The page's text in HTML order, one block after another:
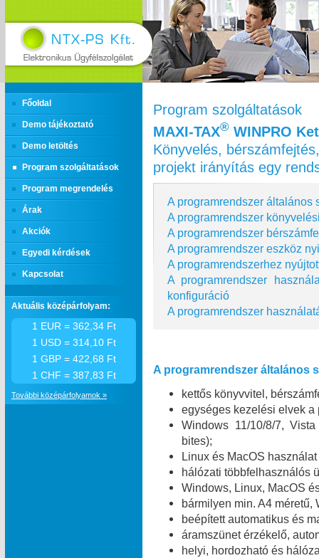
Főoldal
Demo tájékoztató
Demo letöltés
Program szolgáltatások
Program megrendelés
Árak
Akciók
Egyedi kérdések
Kapcsolat
Program szolgáltatások
MAXI‑TAX® WINPRO
Könyvelés,
projekt irányítás egy
A programrendszer általános
A programrendszer
A programrendszer
A programrendszer eszköz
A programrendszerhez
A programrendszer
konfiguráció
A programrendszer
A programrendszer általános
kettős könyvvitel,
egységes kezelési elvek a
Windows 11/10/8/7,
bites);
Linux és MacOS
hálózati többfelhasználós
Windows, Linux, MacOS
bármilyen min. A4
beépített automatikus és
áramszünet érzékelő,
helyi, hordozható és
Aktuális középárfolyam:
1 EUR = 362,34 Ft
1 USD = 314,10 Ft
1 GBP = 422,68 Ft
1 CHF = 387,83 Ft
További középárfolyamok »